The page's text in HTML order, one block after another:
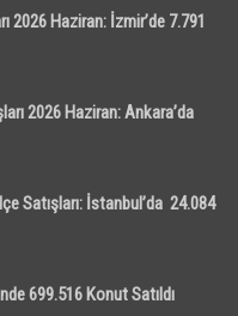
2026 Haziran: İzmir’de 7.791
2026 Haziran: Ankara’da
Satışları: İstanbul’da 24.084
699.516 Konut Satıldı